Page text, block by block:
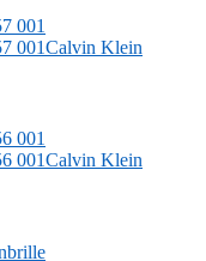
Calvin Klein
Calvin Klein